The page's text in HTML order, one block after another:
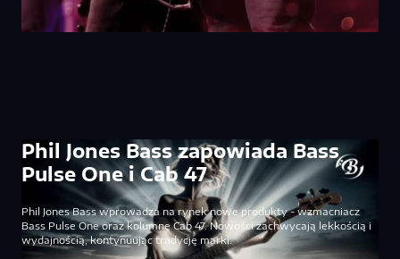
Phil Jones Bass zapowiada Bass
Pulse One i Cab 47
Phil Jones Bass wprowadza na rynek nowe produkty - wzmacniacz
Bass Pulse One oraz kolumnę Cab 47. Nowości zachwycają lekkością i
wydajnością, kontynuując tradycję marki.